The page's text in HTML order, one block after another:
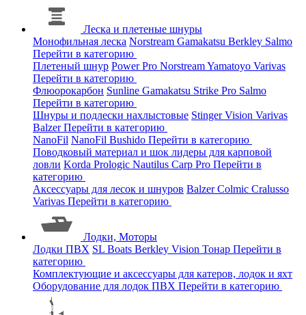
Леска и плетеные шнуры
Монофильная леска Norstream Gamakatsu Berkley Salmo
Перейти в категорию
Плетеный шнур Power Pro NorstreamYamatoyo Varivas
Перейти в категорию
Флюорокарбон Sunline Gamakatsu Strike Pro Salmo
Перейти в категорию
Шнуры и подлески нахлыстовые StingerVision Varivas
BalzerПерейти в категорию
NanoFil NanoFil Bushido Перейти в категорию
Поводковый материал и шок лидеры для карповой
ловли Korda Prologic Nautilus Carp Pro Перейти в
категорию
Аксессуары для лесок и шнуров BalzerColmic Cralusso
Varivas Перейти в категорию
Лодки, Моторы
Лодки ПВХ SL Boats Berkley Vision Тонар Перейти в
категорию
Комплектующие и аксессуары для катеров, лодок и яхт
Оборудование для лодок ПВХ Перейти в категорию